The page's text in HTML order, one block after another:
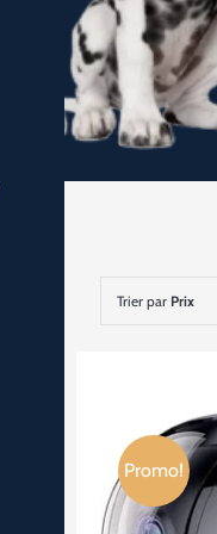
Trier par Prix
Promo!